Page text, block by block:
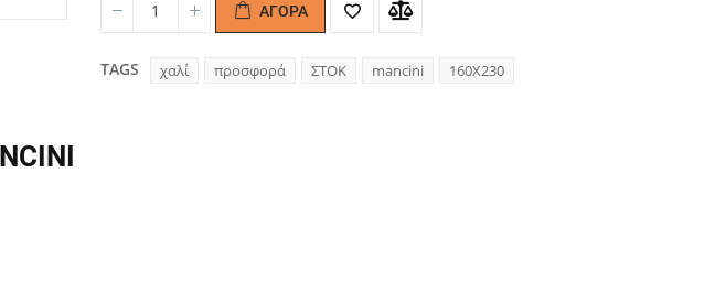
Quantity
Quantity ΑΓΟΡΆ
TAGS χαλί προσφορά ΣΤΟΚ mancini 160Χ230